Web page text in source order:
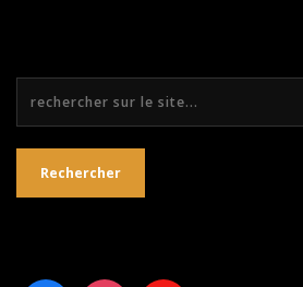
Rechercher